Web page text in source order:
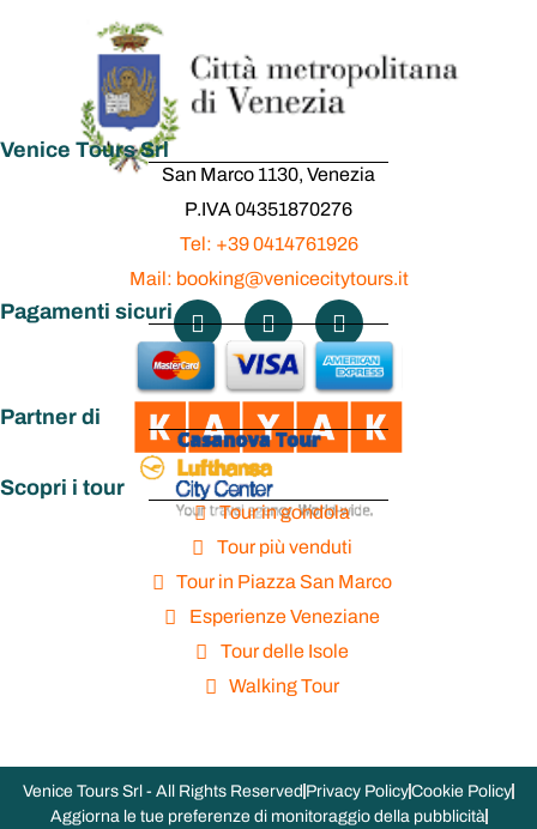
Venice Tours Srl
San Marco 1130, Venezia
P.IVA 04351870276
Tel: +39 0414761926
Mail: booking@venicecitytours.it
Pagamenti sicuri
Partner di
Scopri i tour
Tour in gondola
Tour più venduti
Tour in Piazza San Marco
Esperienze Veneziane
Tour delle Isole
Walking Tour
Venice Tours Srl - All Rights Reserved Privacy PolicyCookie Policy
Aggiorna le tue preferenze di monitoraggio della pubblicità